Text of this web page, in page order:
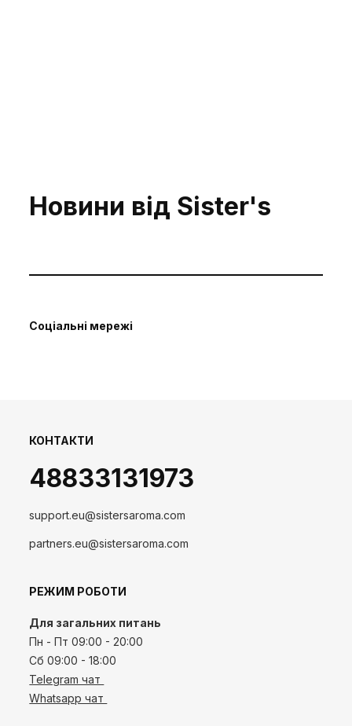
Новини від Sister's
Соціальні мережі
КОНТАКТИ
48833131973
support.eu@sistersaroma.com
partners.eu@sistersaroma.com
РЕЖИМ РОБОТИ
Для загальних питань
Пн - Пт 09:00 - 20:00
Сб 09:00 - 18:00
Telegram чат
Whatsapp чат